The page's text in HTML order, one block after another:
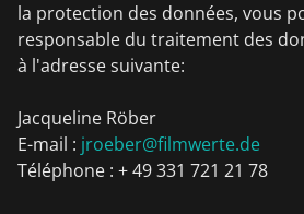
la protection des données, vous
responsable du traitement des
à l'adresse suivante:
Jacqueline Röber
E-mail : jroeber@filmwerte.de
Téléphone : + 49 331 721 21 78